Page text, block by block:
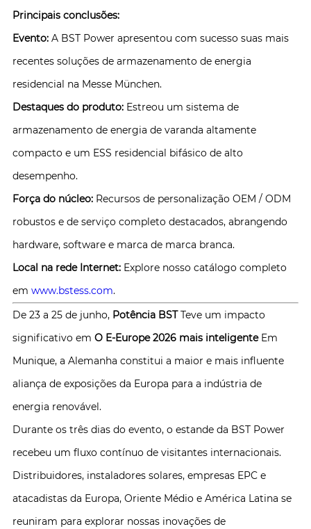
Principais conclusões:
Evento: A BST Power apresentou com sucesso suas mais
recentes soluções de armazenamento de energia
residencial na Messe München.
Destaques do produto: Estreou um sistema de
armazenamento de energia de varanda altamente
compacto e um ESS residencial bifásico de alto
desempenho.
Força do núcleo: Recursos de personalização OEM / ODM
robustos e de serviço completo destacados, abrangendo
hardware, software e marca de marca branca.
Local na rede Internet: Explore nosso catálogo completo
emwww.bstess.com.
De 23 a 25 de junho, Potência BSTTeve um impacto
significativo emO E-Europe 2026 mais inteligenteEm
Munique, a Alemanha constitui a maior e mais influente
aliança de exposições da Europa para a indústria de
energia renovável.
Durante os três dias do evento, o estande da BST Power
recebeu um fluxo contínuo de visitantes internacionais.
Distribuidores, instaladores solares, empresas EPC e
atacadistas da Europa, Oriente Médio e América Latina se
reuniram para explorar nossas inovações de